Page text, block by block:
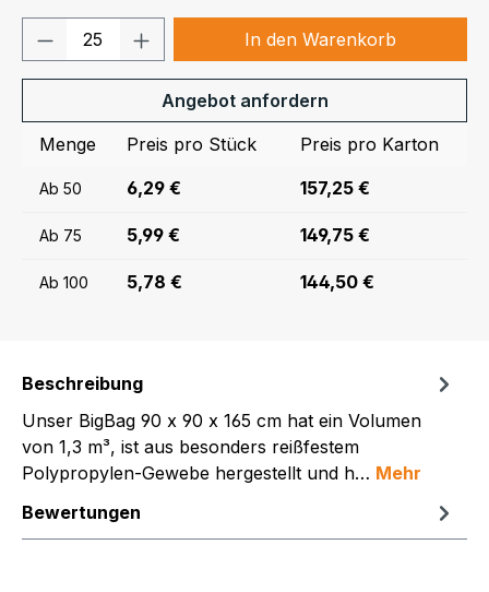
Produkt Anzahl: Gib denIn den Warenkorb
Angebot anfordern
Menge
Preis pro Stück Preis pro Karton
Ab 50 6,29 € 157,25 €
Ab 75 5,99 € 149,75 €
Ab 100 5,78 € 144,50 €
Beschreibung
Unser BigBag 90 x 90 x 165 cm hat ein Volumen
von 1,3 m³, ist aus besonders reißfestem
Polypropylen-Gewebe hergestellt und h… Mehr
Bewertungen